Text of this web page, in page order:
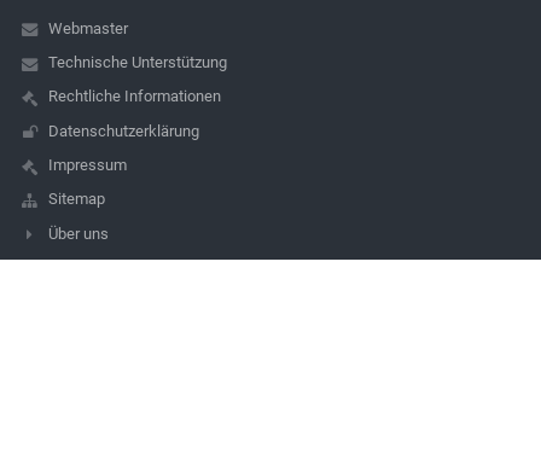
Webmaster
Technische Unterstützung
Rechtliche Informationen
Datenschutzerklärung
Impressum
Sitemap
Über uns